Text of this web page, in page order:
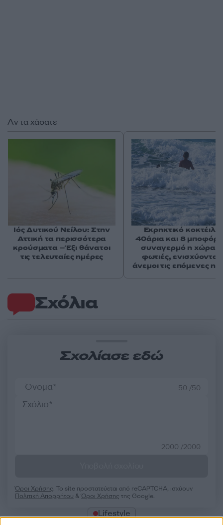
Σχόλια
Σχολίασε εδώ
50 /50
2000 /2000
Όροι Χρήσης. Το site προστατεύεται από reCAPTCHA, ισχύουν
Πολιτική Απορρήτου &Όροι Χρήσης της Google.
Lifestyle
Αν τα χάσατε
Ιός Δυτικού Νείλου: Στην
Αττική τα περισσότερα
κρούσματα – Έξι θάνατοι
τις τελευταίες ημέρες
Εκρηκτικό κοκτέιλ
40άρια και 8 μποφόρ
συναγερμό η χώρα
φωτιές, ενισχύονται
άνεμοι τις επόμενες